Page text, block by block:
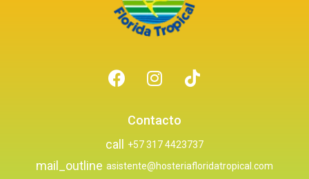
Contacto
call
+57 317 4423737
mail_outline asistente@hosteriafloridatropical.com